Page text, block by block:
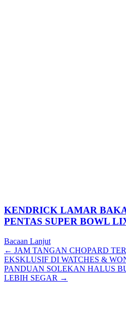
KENDRICK LAMAR
PENTAS SUPER BOWL
Bacaan Lanjut
Posts
navigation
← JAM TANGAN CHOPARD
EKSKLUSIF DI WATCHES &
PANDUAN SOLEKAN HALUS
LEBIH SEGAR →